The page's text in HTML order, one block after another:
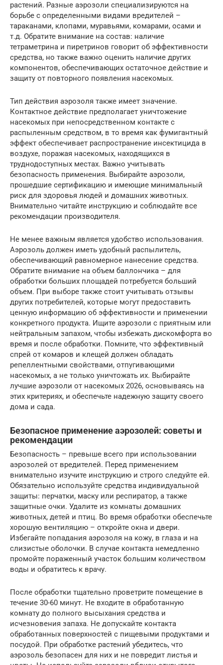
растений. Разные аэрозоли специализируются на
борьбе с определенными видами вредителей –
тараканами, клопами, муравьями, комарами, осами и
т.д. Обратите внимание на состав: наличие
тетраметрина и пиретринов говорит об эффективности
средства, но также важно оценить наличие других
компонентов, обеспечивающих остаточное действие и
защиту от повторного появления насекомых.
Тип действия аэрозоля также имеет значение.
Контактное действие предполагает уничтожение
насекомых при непосредственном контакте с
распыленным средством, в то время как фумигантный
эффект обеспечивает распространение инсектицида в
воздухе, поражая насекомых, находящихся в
труднодоступных местах. Важно учитывать
безопасность применения. Выбирайте аэрозоли,
прошедшие сертификацию и имеющие минимальный
риск для здоровья людей и домашних животных.
Внимательно читайте инструкцию и соблюдайте все
рекомендации производителя.
Не менее важным является удобство использования.
Аэрозоль должен иметь удобный распылитель,
обеспечивающий равномерное нанесение средства.
Обратите внимание на объем баллончика – для
обработки больших площадей потребуется больший
объем. При выборе также стоит учитывать отзывы
других потребителей, которые могут предоставить
ценную информацию об эффективности и применении
конкретного продукта. Ищите аэрозоли с приятным или
нейтральным запахом, чтобы избежать дискомфорта во
время и после обработки. Помните, что эффективный
спрей от комаров и клещей должен обладать
репеллентными свойствами, отпугивающими
насекомых, а не только уничтожать их. Выбирайте
лучшие аэрозоли от насекомых 2026, основываясь на
этих критериях, и обеспечьте надежную защиту своего
дома и сада.
Безопасное применение аэрозолей: советы и
рекомендации
Безопасность – превыше всего при использовании
аэрозолей от вредителей. Перед применением
внимательно изучите инструкцию и строго следуйте ей.
Обязательно используйте средства индивидуальной
защиты: перчатки, маску или респиратор, а также
защитные очки. Удалите из комнаты домашних
животных, детей и птиц. Во время обработки обеспечьте
хорошую вентиляцию – откройте окна и двери.
Избегайте попадания аэрозоля на кожу, в глаза и на
слизистые оболочки. В случае контакта немедленно
промойте пораженный участок большим количеством
воды и обратитесь к врачу.
После обработки тщательно проветрите помещение в
течение 30-60 минут. Не входите в обработанную
комнату до полного высыхания средства и
исчезновения запаха. Не допускайте контакта
обработанных поверхностей с пищевыми продуктами и
посудой. При обработке растений убедитесь, что
аэрозоль безопасен для них и не повредит листья и